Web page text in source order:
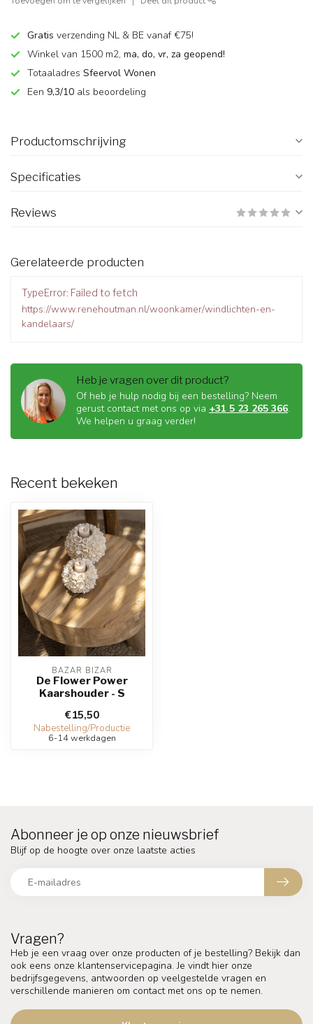
Gratis verzending NL & BE vanaf €75!
Winkel van 1500 m2, ma, do, vr, za geopend!
Totaaladres Sfeervol Wonen
Een 9,3/10 als beoordeling
Productomschrijving
Specificaties
Reviews
Gerelateerde producten
TypeError: Failed to fetch
https://www.renehoutman.nl/woonkamer/windlichten-en-
kandelaars/
Heb je vragen over dit product?
Of heb je hulp nodig bij een bestelling? Neem
gerust contact met ons op via +31 5 23 265 366.
We helpen u graag verder!
Recent bekeken
BAZAR BIZAR
De Flower Power
Kaarshouder - S
€15,50
Nabestelling/Productie
6-14 werkdagen
Vragen?
Heb je een vraag over onze producten of je bestelling? Bekijk dan
ook eens onze klantenservicepagina. Je vindt hier onze
bedrijfsgegevens, antwoorden op veelgestelde vragen en
verschillende manieren om contact met ons op te nemen.
Abonneer je op onze nieuwsbrief
Blijf op de hoogte over onze laatste acties